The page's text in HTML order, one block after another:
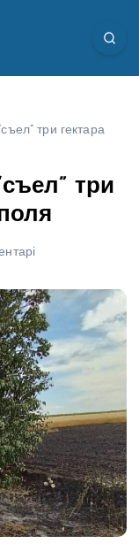
три гектара
три